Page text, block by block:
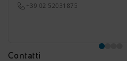
+39 02 52031875
Contatti